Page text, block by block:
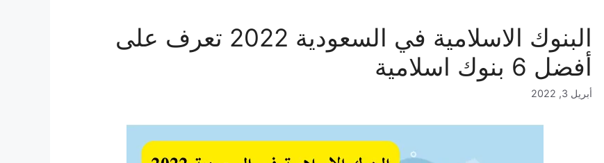
البنوك الاسلامية في السعودية 2022 تعرف على
أفضل 6 بنوك اسلامية
أبريل 3, 2022